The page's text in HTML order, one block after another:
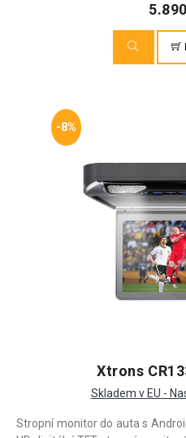
-8%
Xtrons
Skladem v EU -
Stropní monitor do auta s